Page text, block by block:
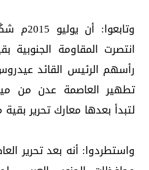
انتصرت المقاومة الجنوبية
رأسهم الرئيس القائد
تطهير العاصمة عدن من
لتبدأ بعدها معارك تحرير
​واستطردوا: أنه بعد تحرير